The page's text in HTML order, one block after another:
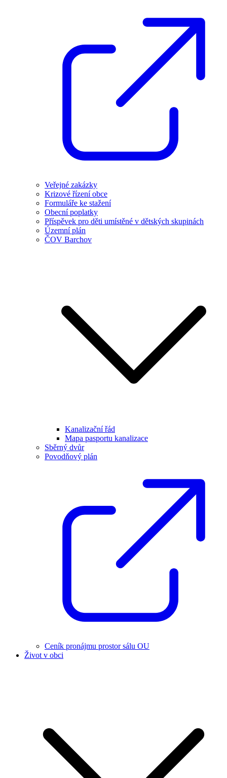
Veřejné zakázky
Krizové řízení obce
Formuláře ke stažení
Obecní poplatky
Příspěvek pro děti umístěné v dětských skupinách
Územní plán
ČOV Barchov
Kanalizační řád
Mapa pasportu kanalizace
Sběrný dvůr
Povodňový plán
Ceník pronájmu prostor sálu OU
Život v obci